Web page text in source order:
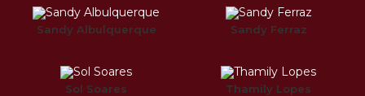
Sandy Albulquerque Sandy Ferraz
Sol Soares Thamily Lopes